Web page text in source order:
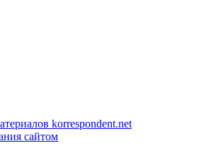
korrespondent.net
сайтом